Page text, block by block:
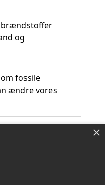
brændstoffer
og
fossile
ændre vores
×